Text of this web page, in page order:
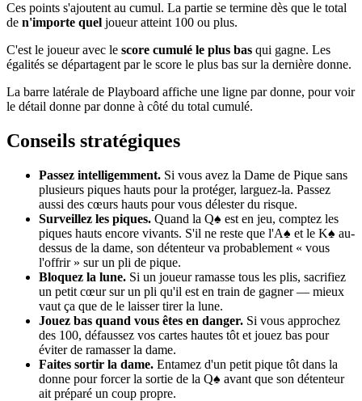
Ces points s'ajoutent au cumul. La partie se termine dès que le total
de n'importe quel joueur atteint 100 ou plus.
C'est le joueur avec le score cumulé le plus bas qui gagne. Les
égalités se départagent par le score le plus bas sur la dernière donne.
La barre latérale de Playboard affiche une ligne par donne, pour voir
le détail donne par donne à côté du total cumulé.
Conseils stratégiques
Passez intelligemment. Si vous avez la Dame de Pique sans
plusieurs piques hauts pour la protéger, larguez-la. Passez
aussi des cœurs hauts pour vous délester du risque.
Surveillez les piques. Quand la Q♠ est en jeu, comptez les
piques hauts encore vivants. S'il ne reste que l'A♠ et le K♠ au-
dessus de la dame, son détenteur va probablement « vous
l'offrir » sur un pli de pique.
Bloquez la lune. Si un joueur ramasse tous les plis, sacrifiez
un petit cœur sur un pli qu'il est en train de gagner — mieux
vaut ça que de le laisser tirer la lune.
Jouez bas quand vous êtes en danger. Si vous approchez
des 100, défaussez vos cartes hautes tôt et jouez bas pour
éviter de ramasser la dame.
Faites sortir la dame. Entamez d'un petit pique tôt dans la
donne pour forcer la sortie de la Q♠ avant que son détenteur
ait préparé un coup propre.